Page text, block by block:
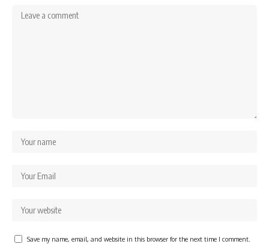
Save my name, email, and website in this browser for the next time I comment.